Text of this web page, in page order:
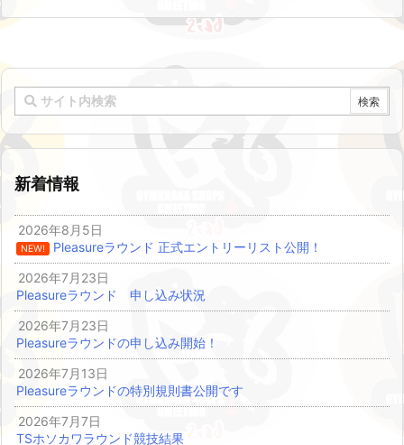
新着情報
2026年8月5日
NEW!
Pleasureラウンド 正式エントリーリスト公開！
2026年7月23日
Pleasureラウンド 申し込み状況
2026年7月23日
Pleasureラウンドの申し込み開始！
2026年7月13日
Pleasureラウンドの特別規則書公開です
2026年7月7日
TSホソカワラウンド競技結果